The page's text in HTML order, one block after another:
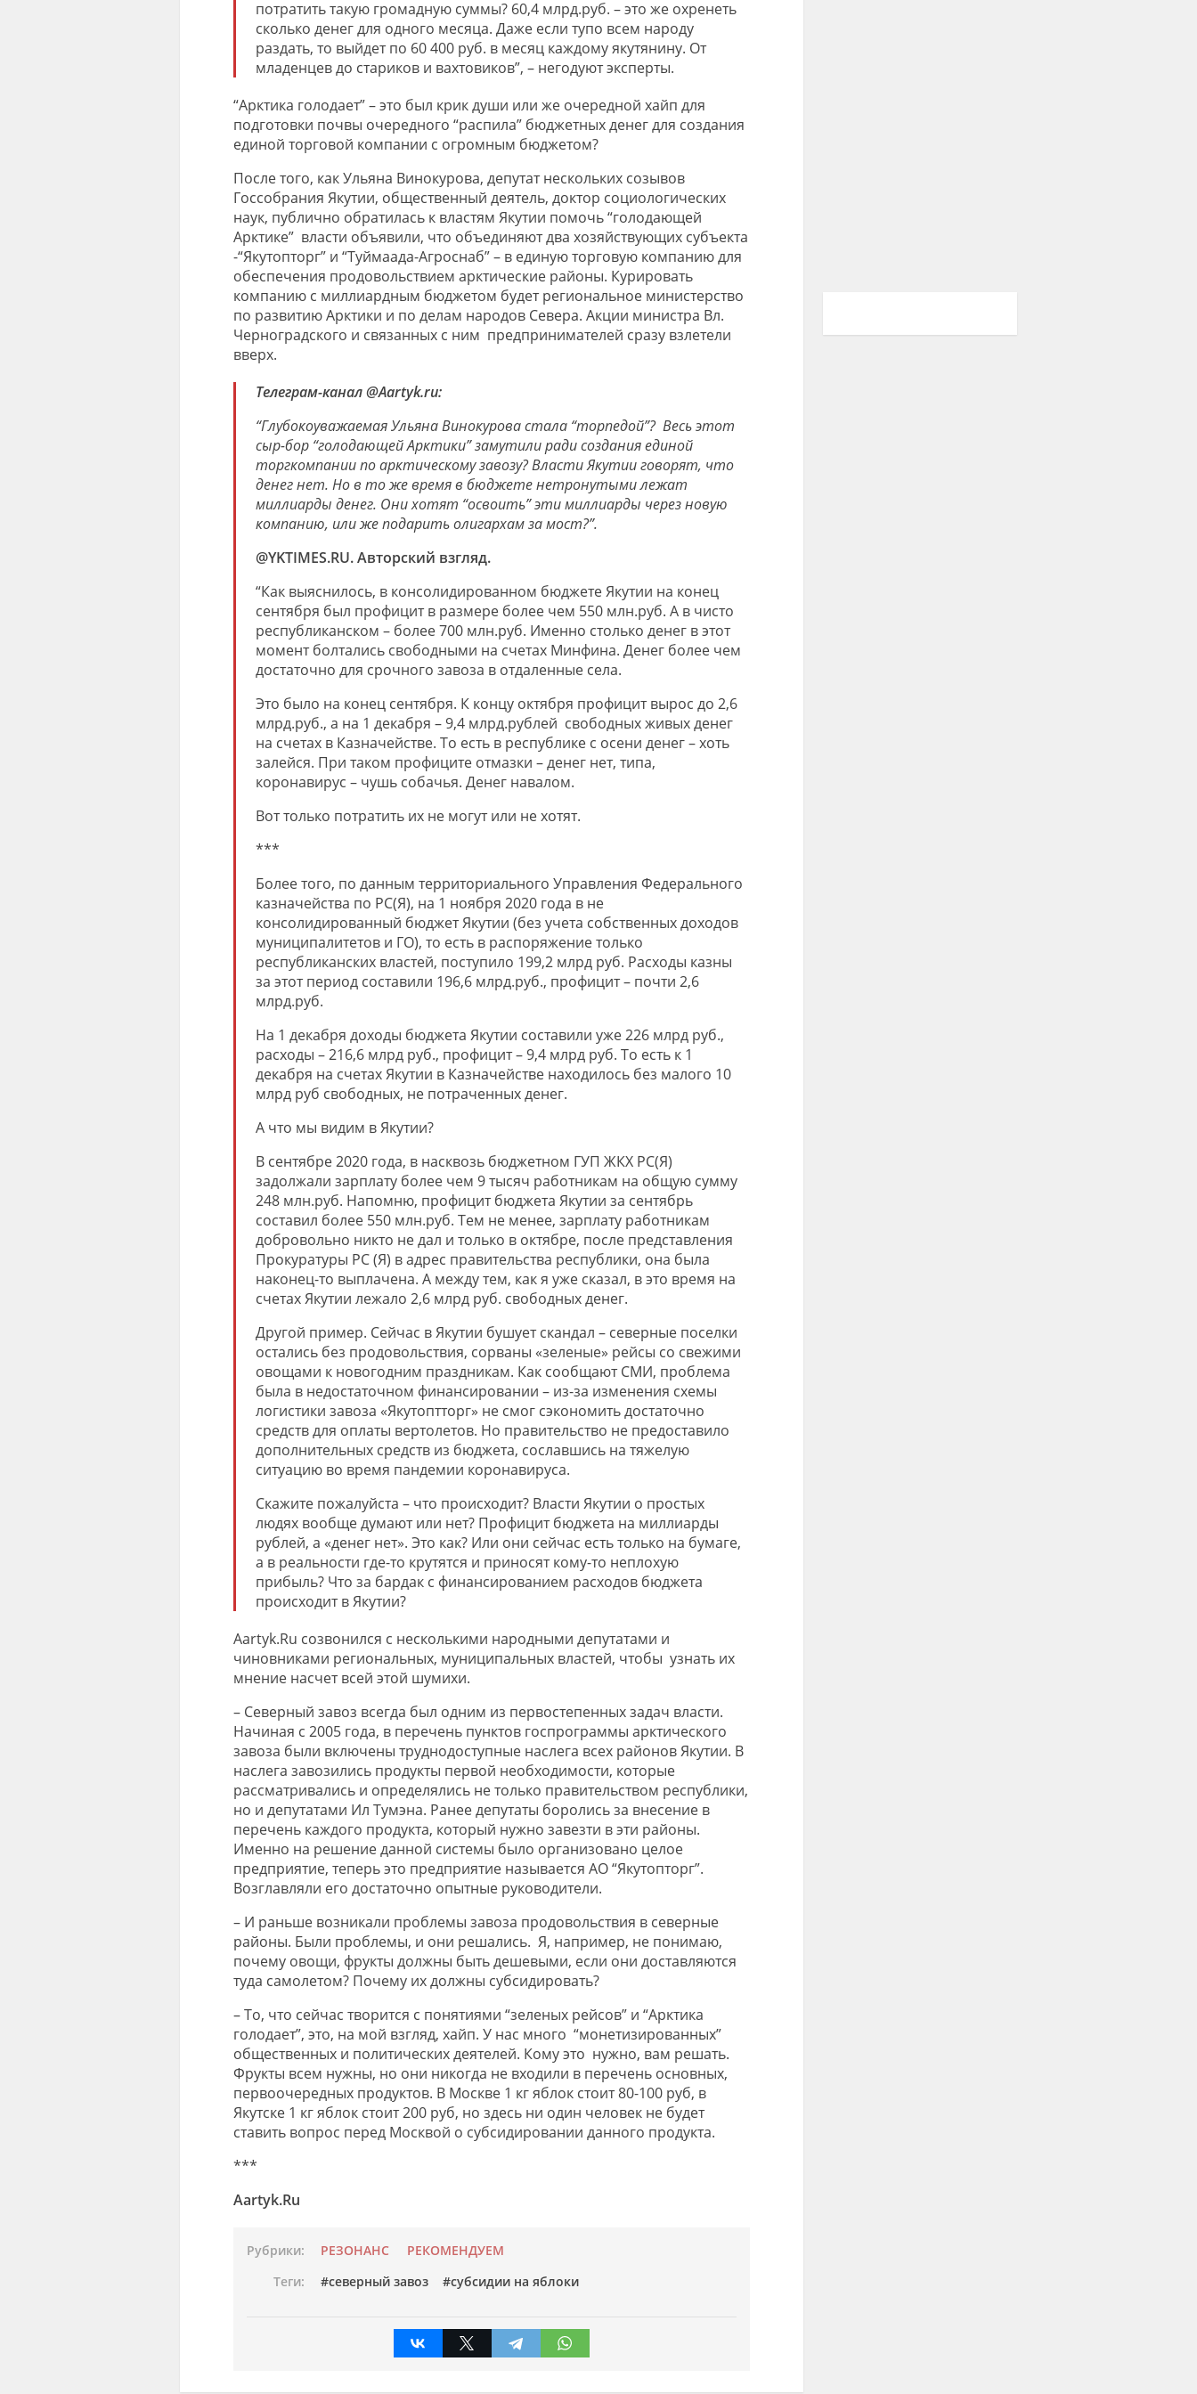
потратить такую громадную суммы? 60,4 млрд.руб. – это же охренеть
сколько денег для одного месяца. Даже если тупо всем народу
раздать, то выйдет по 60 400 руб. в месяц каждому якутянину. От
младенцев до стариков и вахтовиков”, – негодуют эксперты.
“Арктика голодает” – это был крик души или же очередной хайп для
подготовки почвы очередного “распила” бюджетных денег для создания
единой торговой компании с огромным бюджетом?
После того, как Ульяна Винокурова, депутат нескольких созывов
Госсобрания Якутии, общественный деятель, доктор социологических
наук, публично обратилась к властям Якутии помочь “голодающей
Арктике” власти объявили, что объединяют два хозяйствующих субъекта
-“Якутопторг” и “Туймаада-Агроснаб” – в единую торговую компанию для
обеспечения продовольствием арктические районы. Курировать
компанию с миллиардным бюджетом будет региональное министерство
по развитию Арктики и по делам народов Севера. Акции министра Вл.
Черноградского и связанных с ним предпринимателей сразу взлетели
вверх.
Телеграм-канал @Aartyk.ru:
“Глубокоуважаемая Ульяна Винокурова стала “торпедой”? Весь этот
сыр-бор “голодающей Арктики” замутили ради создания единой
торгкомпании по арктическому завозу? Власти Якутии говорят, что
денег нет. Но в то же время в бюджете нетронутыми лежат
миллиарды денег. Они хотят “освоить” эти миллиарды через новую
компанию, или же подарить олигархам за мост?”.
@YKTIMES.RU. Авторский взгляд.
“Как выяснилось, в консолидированном бюджете Якутии на конец
сентября был профицит в размере более чем 550 млн.руб. А в чисто
республиканском – более 700 млн.руб. Именно столько денег в этот
момент болтались свободными на счетах Минфина. Денег более чем
достаточно для срочного завоза в отдаленные села.
Это было на конец сентября. К концу октября профицит вырос до 2,6
млрд.руб., а на 1 декабря – 9,4 млрд.рублей свободных живых денег
на счетах в Казначействе. То есть в республике с осени денег – хоть
залейся. При таком профиците отмазки – денег нет, типа,
коронавирус – чушь собачья. Денег навалом.
Вот только потратить их не могут или не хотят.
***
Более того, по данным территориального Управления Федерального
казначейства по РС(Я), на 1 ноября 2020 года в не
консолидированный бюджет Якутии (без учета собственных доходов
муниципалитетов и ГО), то есть в распоряжение только
республиканских властей, поступило 199,2 млрд руб. Расходы казны
за этот период составили 196,6 млрд.руб., профицит – почти 2,6
млрд.руб.
На 1 декабря доходы бюджета Якутии составили уже 226 млрд руб.,
расходы – 216,6 млрд руб., профицит – 9,4 млрд руб. То есть к 1
декабря на счетах Якутии в Казначействе находилось без малого 10
млрд руб свободных, не потраченных денег.
А что мы видим в Якутии?
В сентябре 2020 года, в насквозь бюджетном ГУП ЖКХ РС(Я)
задолжали зарплату более чем 9 тысяч работникам на общую сумму
248 млн.руб. Напомню, профицит бюджета Якутии за сентябрь
составил более 550 млн.руб. Тем не менее, зарплату работникам
добровольно никто не дал и только в октябре, после представления
Прокуратуры РС (Я) в адрес правительства республики, она была
наконец-то выплачена. А между тем, как я уже сказал, в это время на
счетах Якутии лежало 2,6 млрд руб. свободных денег.
Другой пример. Сейчас в Якутии бушует скандал – северные поселки
остались без продовольствия, сорваны «зеленые» рейсы со свежими
овощами к новогодним праздникам. Как сообщают СМИ, проблема
была в недостаточном финансировании – из-за изменения схемы
логистики завоза «Якутоптторг» не смог сэкономить достаточно
средств для оплаты вертолетов. Но правительство не предоставило
дополнительных средств из бюджета, сославшись на тяжелую
ситуацию во время пандемии коронавируса.
Скажите пожалуйста – что происходит? Власти Якутии о простых
людях вообще думают или нет? Профицит бюджета на миллиарды
рублей, а «денег нет». Это как? Или они сейчас есть только на бумаге,
а в реальности где-то крутятся и приносят кому-то неплохую
прибыль? Что за бардак с финансированием расходов бюджета
происходит в Якутии?
Aartyk.Ru созвонился с несколькими народными депутатами и
чиновниками региональных, муниципальных властей, чтобы узнать их
мнение насчет всей этой шумихи.
– Северный завоз всегда был одним из первостепенных задач власти.
Начиная с 2005 года, в перечень пунктов госпрограммы арктического
завоза были включены труднодоступные наслега всех районов Якутии. В
наслега завозились продукты первой необходимости, которые
рассматривались и определялись не только правительством республики,
но и депутатами Ил Тумэна. Ранее депутаты боролись за внесение в
перечень каждого продукта, который нужно завезти в эти районы.
Именно на решение данной системы было организовано целое
предприятие, теперь это предприятие называется АО “Якутопторг”.
Возглавляли его достаточно опытные руководители.
– И раньше возникали проблемы завоза продовольствия в северные
районы. Были проблемы, и они решались. Я, например, не понимаю,
почему овощи, фрукты должны быть дешевыми, если они доставляются
туда самолетом? Почему их должны субсидировать?
– То, что сейчас творится с понятиями “зеленых рейсов” и “Арктика
голодает”, это, на мой взгляд, хайп. У нас много “монетизированных”
общественных и политических деятелей. Кому это нужно, вам решать.
Фрукты всем нужны, но они никогда не входили в перечень основных,
первоочередных продуктов. В Москве 1 кг яблок стоит 80-100 руб, в
Якутске 1 кг яблок стоит 200 руб, но здесь ни один человек не будет
ставить вопрос перед Москвой о субсидировании данного продукта.
***
Aartyk.Ru
Рубрики: РЕЗОНАНС
РЕКОМЕНДУЕМ
Теги:
северный завоз субсидии на яблоки